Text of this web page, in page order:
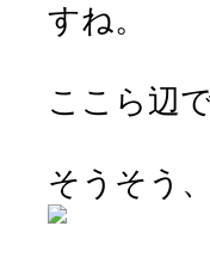
すね。
ここら辺
そうそう